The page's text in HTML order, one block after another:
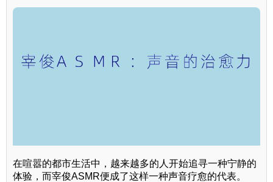
在喧嚣的都市生活中，越来越多的人开始追寻一种宁静的
体验，而宰俊ASMR便成了这样一种声音疗愈的代表。